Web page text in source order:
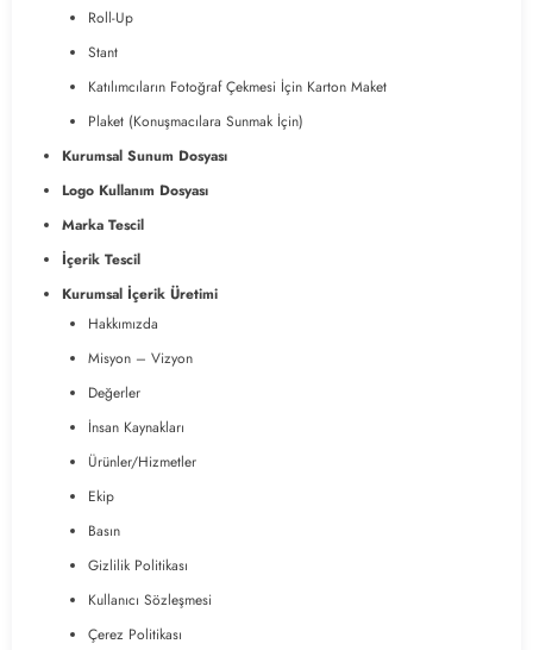
Roll-Up
Stant
Katılımcıların Fotoğraf Çekmesi İçin Karton Maket
Plaket (Konuşmacılara Sunmak İçin)
Kurumsal Sunum Dosyası
Logo Kullanım Dosyası
Marka Tescil
İçerik Tescil
Kurumsal İçerik Üretimi
Hakkımızda
Misyon – Vizyon
Değerler
İnsan Kaynakları
Ürünler/Hizmetler
Ekip
Basın
Gizlilik Politikası
Kullanıcı Sözleşmesi
Çerez Politikası